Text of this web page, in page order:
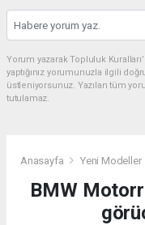
Yorum yazarak Topluluk
yaptığınız yorumunuzla ilgili
üstleniyorsunuz. Yazılan tüm
tutulamaz.
Anasayfa Yeni Modeller
BMW